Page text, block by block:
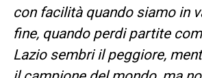
con facilità quando siamo in
fine, quando perdi partite
Lazio sembri il peggiore,